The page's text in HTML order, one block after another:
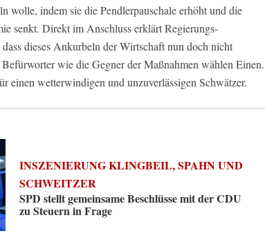
wolle, indem sie die Pendlerpauschale erhöht und die
senkt. Direkt im Anschluss erklärt Regierungs-
dieses Ankurbeln der Wirtschaft nun doch nicht
wie die Gegner der Maßnahmen wählen Einen.
einen wetterwindigen und unzuverlässigen Schwätzer.
INSZENIERUNG KLINGBEIL, SPAHN UND
SCHWEITZER
SPD stellt gemeinsame Beschlüsse mit der CDU
zu Steuern in Frage